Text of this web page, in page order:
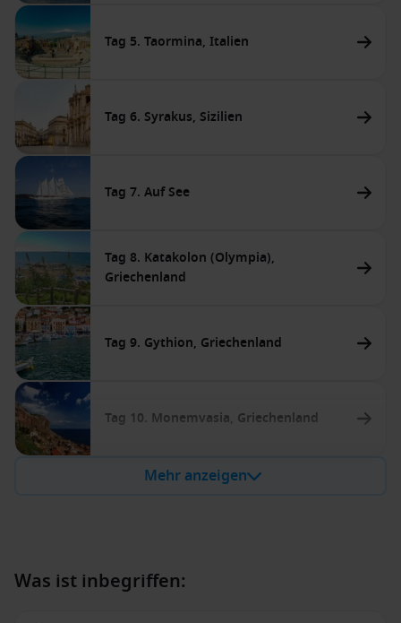
Tag 5. Taormina, Italien
Tag 6. Syrakus, Sizilien
Tag 7. Auf See
Tag 8. Katakolon (Olympia),
Griechenland
Tag 9. Gythion, Griechenland
Tag 10. Monemvasia, Griechenland
Mehr anzeigen
Was ist inbegriffen: